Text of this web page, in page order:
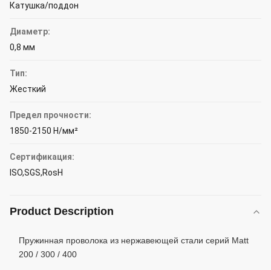
Катушка/поддон
Диаметр:
0,8 мм
Тип:
Жесткий
Предел прочности:
1850-2150 Н/мм²
Сертификация:
ISO,SGS,RosH
Product Description
Пружинная проволока из нержавеющей стали серий Matt
200 / 300 / 400